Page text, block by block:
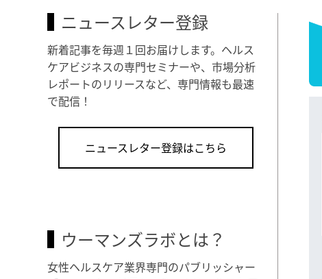
ニュースレター登録
新着記事を毎週１回お届けします。ヘルス
ケアビジネスの専門セミナーや、市場分析
レポートのリリースなど、専門情報も最速
で配信！
ニュースレター登録はこちら
ウーマンズラボとは？
女性ヘルスケア業界専門のパブリッシャー